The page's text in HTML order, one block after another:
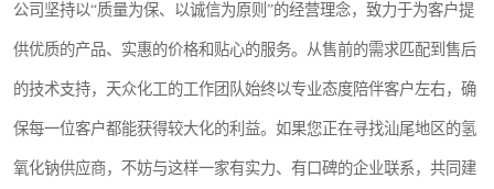
公司坚持以“质量为保、以诚信为原则”的经营理念，致力于为客户提
供优质的产品、实惠的价格和贴心的服务。从售前的需求匹配到售后
的技术支持，天众化工的工作团队始终以专业态度陪伴客户左右，确
保每一位客户都能获得较大化的利益。如果您正在寻找汕尾地区的氢
氧化钠供应商，不妨与这样一家有实力、有口碑的企业联系，共同建